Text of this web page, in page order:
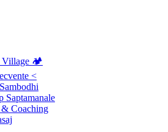
Village 🏕️
<
Saptamanale
& Coaching